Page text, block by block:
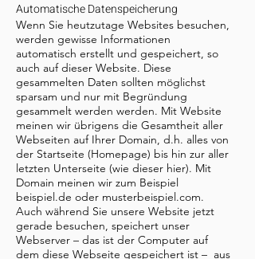
Automatische Datenspeicherung
Wenn Sie heutzutage Websites besuchen,
werden gewisse Informationen
automatisch erstellt und gespeichert, so
auch auf dieser Website. Diese
gesammelten Daten sollten möglichst
sparsam und nur mit Begründung
gesammelt werden werden. Mit Website
meinen wir übrigens die Gesamtheit aller
Webseiten auf Ihrer Domain, d.h. alles von
der Startseite (Homepage) bis hin zur aller
letzten Unterseite (wie dieser hier). Mit
Domain meinen wir zum Beispiel
beispiel.de oder musterbeispiel.com.
Auch während Sie unsere Website jetzt
gerade besuchen, speichert unser
Webserver – das ist der Computer auf
dem diese Webseite gespeichert ist – aus